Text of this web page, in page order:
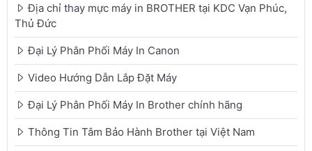
Địa chỉ thay mực máy in BROTHER tại KDC Vạn Phúc,
Thủ Đức
Đại Lý Phân Phối Máy In Canon
Video Hướng Dẫn Lắp Đặt Máy
Đại Lý Phân Phối Máy In Brother chính hãng
Thông Tin Tâm Bảo Hành Brother tại Việt Nam